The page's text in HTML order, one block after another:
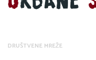
DRUŠTVENE MREŽE